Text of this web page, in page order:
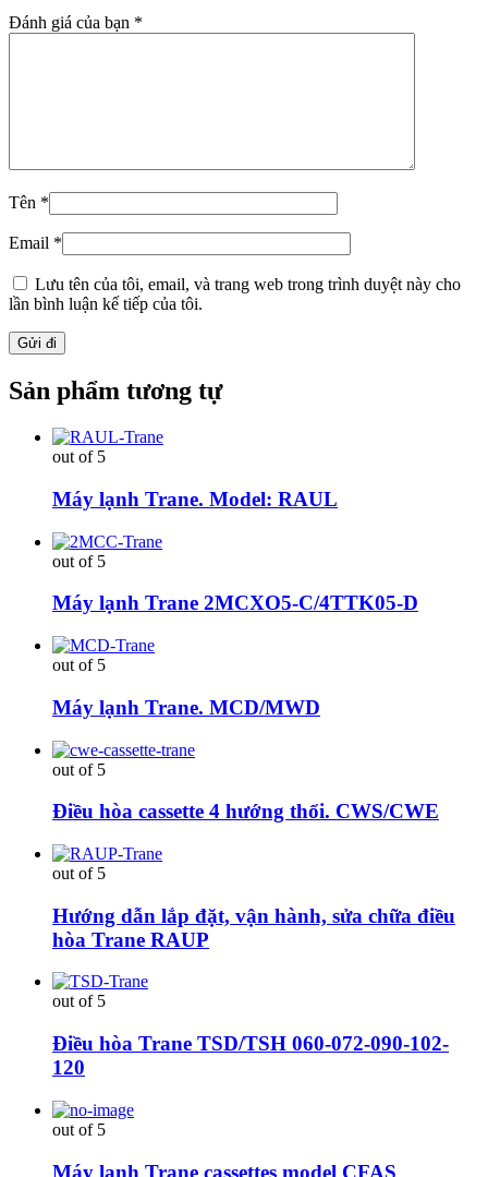
Đánh giá của bạn *
Tên *
Email *
Lưu tên của tôi, email, và trang web trong trình duyệt này cho
lần bình luận kế tiếp của tôi.
Sản phẩm tương tự
out of 5
Máy lạnh Trane. Model: RAUL
out of 5
Máy lạnh Trane 2MCXO5-C/4TTK05-D
out of 5
Máy lạnh Trane. MCD/MWD
out of 5
Điều hòa cassette 4 hướng thổi. CWS/CWE
out of 5
Hướng dẫn lắp đặt, vận hành, sửa chữa điều
hòa Trane RAUP
out of 5
Điều hòa Trane TSD/TSH 060-072-090-102-
120
out of 5
Máy lạnh Trane cassettes model CFAS